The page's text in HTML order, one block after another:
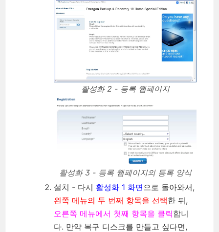
활성화 2 - 등록 웹페이지
활성화 3 - 등록 웹페이지의 등록 양식
설치 - 다시 활성화 1 화면 으로 돌아와서,
왼쪽 메뉴의 두 번째 항목을 선택한 뒤,
오른쪽 메뉴에서 첫째 항목을 클릭합니
다. 만약 복구 디스크를 만들고 싶다면,